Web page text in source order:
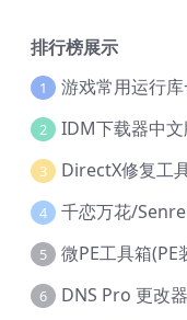
排行榜展示
1 游戏常用运行
2
3 DirectX修复工
4 千恋万花/
5 微PE工具箱
6 DNS Pro 更改